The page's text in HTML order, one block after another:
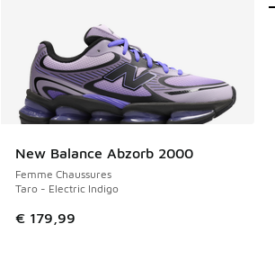
New Balance Abzorb 2000
Femme Chaussures
Taro - Electric Indigo
€ 179,99